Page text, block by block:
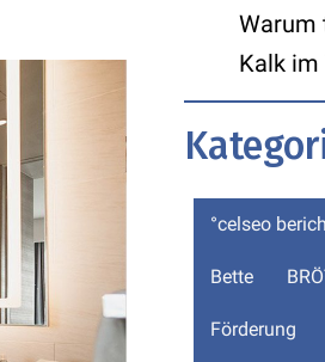
Warum
Kalk im
°celseo
Bette
Förderung